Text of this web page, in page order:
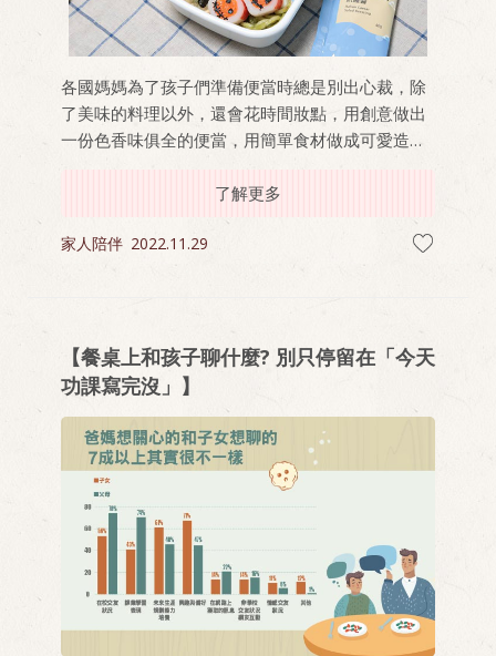
各國媽媽為了孩子們準備便當時總是別出心裁，除
了美味的料理以外，還會花時間妝點，用創意做出
一份色香味俱全的便當，用簡單食材做成可愛造
型，食物頓時間看起來更誘人，想想孩子每天在午
餐或是校外教學時打開便當盒的瞬間，一定是驚喜
又幸福，順便還能跟同學炫耀一下(笑)！
了解更多
家人陪伴 2022.11.29
【餐桌上和孩子聊什麼? 別只停留在「今天
功課寫完沒」】